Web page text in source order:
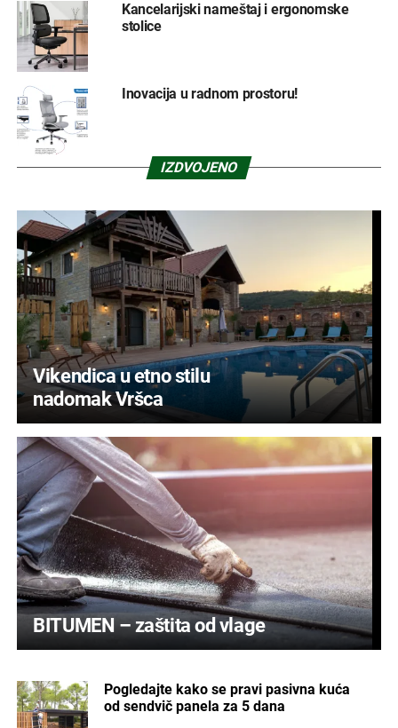
Kancelarijski nameštaj i ergonomske
stolice
Inovacija u radnom prostoru!
IZDVOJENO
Vikendica u etno stilu
nadomak Vršca
BITUMEN – zaštita od vlage
Pogledajte kako se pravi pasivna kuća
od sendvič panela za 5 dana